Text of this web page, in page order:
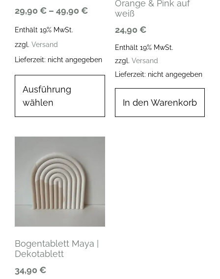
29,90 € – 49,90 €
Enthält 19% MwSt.
zzgl. Versand
Lieferzeit: nicht angegeben
Ausführung
wählen
Orange & Pink auf
weiß
24,90 €
Enthält 19% MwSt.
zzgl. Versand
Lieferzeit: nicht angegeben
In den Warenkorb
Bogentablett Maya |
Dekotablett
34,90 €